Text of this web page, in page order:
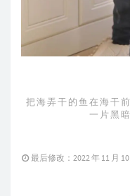
把海弄干的鱼在海干
一片黑
最后修改：2022 年 11 月 10